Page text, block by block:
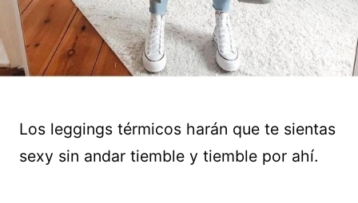
Los leggings térmicos harán que te sientas
sexy sin andar tiemble y tiemble por ahí.